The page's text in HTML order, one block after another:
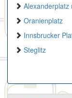
Oranienplatz
Innsbrucker
Steglitz